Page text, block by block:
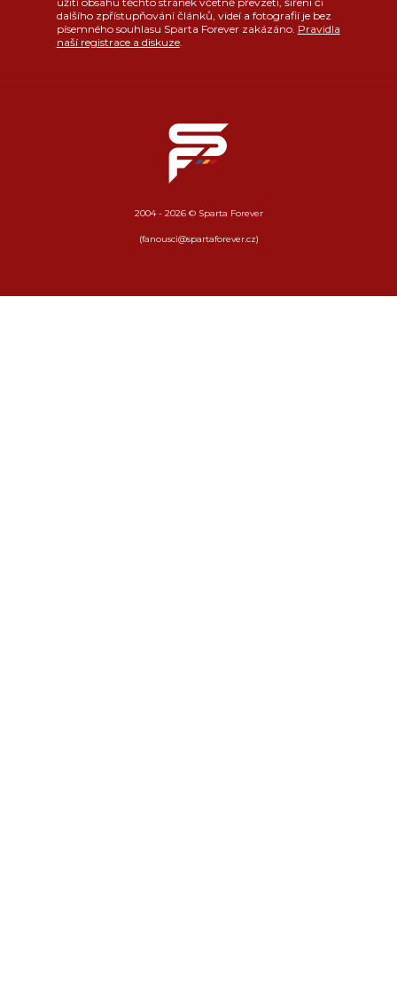
dalšího zpřístupňování článků, videí a fotografií je bez
písemného souhlasu Sparta Forever zakázáno. Pravidla
naší registrace a diskuze.
2004 - 2026 © Sparta Forever
(fanousci@spartaforever.cz)